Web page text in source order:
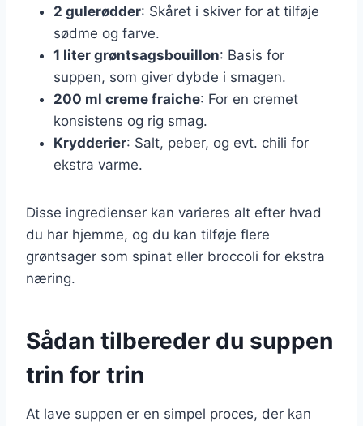
2 gulerødder: Skåret i skiver for at tilføje
sødme og farve.
1 liter grøntsagsbouillon: Basis for
suppen, som giver dybde i smagen.
200 ml creme fraiche: For en cremet
konsistens og rig smag.
Krydderier: Salt, peber, og evt. chili for
ekstra varme.
Disse ingredienser kan varieres alt efter hvad
du har hjemme, og du kan tilføje flere
grøntsager som spinat eller broccoli for ekstra
næring.
Sådan tilbereder du suppen
trin for trin
At lave suppen er en simpel proces, der kan